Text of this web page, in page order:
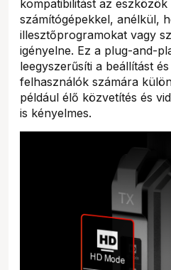
kompatibilitást az
számítógépekkel, anélkül,
illesztőprogramokat vagy
igényelne. Ez a plug-and-
leegyszerűsíti a beállítást
felhasználók számára
például élő közvetítés és
is kényelmes.